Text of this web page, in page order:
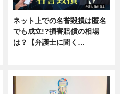
ネット上での名誉毀損は匿名
でも成立!?損害賠償の相場
は？【弁護士に聞く…